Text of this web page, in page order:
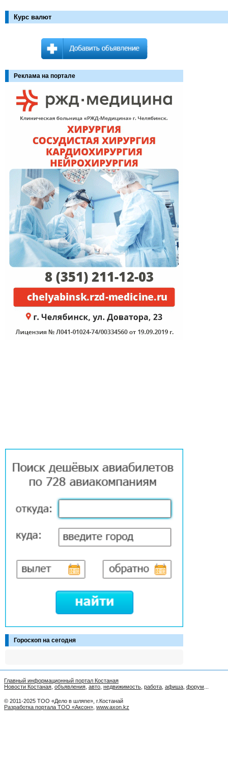
Курс валют
Реклама на портале
Гороскоп на сегодня
Главный информационный портал Костаная
Новости Костаная объявления авто недвижимость работа афиша форум
© 2011-2025 ТОО «Дело в шляпе», г.Костанай
Разработка портала ТОО «Аксон» www.axon.kz